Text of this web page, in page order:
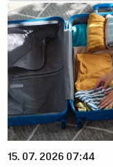
15. 07. 2026 07:44